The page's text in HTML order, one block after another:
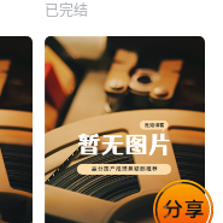
未知
已完结